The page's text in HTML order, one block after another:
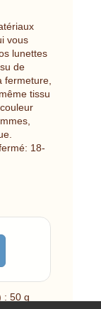
vous
lunettes
de
fermeture,
tissu
18-
50 g